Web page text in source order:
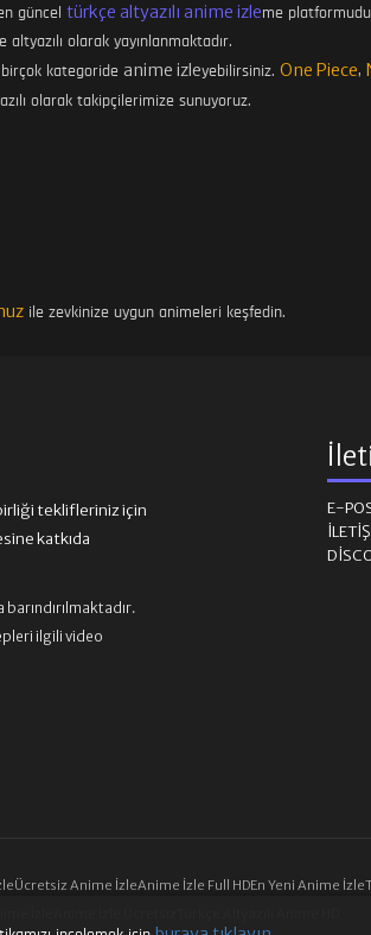
güncel türkçe altyazılı anime izleme
olarak yayınlanmaktadır.
kategoride anime izleyebilirsiniz. One Piece,
olarak takipçilerimize sunuyoruz.
ile zevkinize uygun animeleri keşfedin.
teklifleriniz için
katkıda
ilgili video
E-
Ücretsiz Anime İzleAnime İzle Full HDEn Yeni Anime İzle